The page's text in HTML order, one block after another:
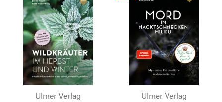
Ulmer Verlag
Ulmer Verlag